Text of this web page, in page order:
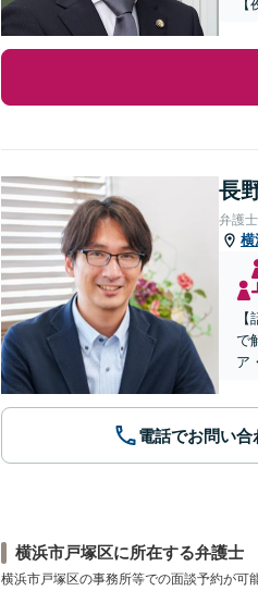
長
弁護
横
で
ア
電話でお問い合
横浜市戸塚区に所在する弁護士
横浜市戸塚区の事務所等での面談予約が可